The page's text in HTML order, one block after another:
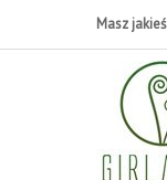
Masz